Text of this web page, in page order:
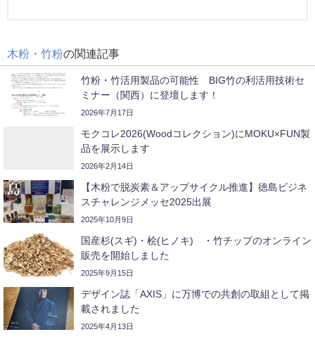
木粉・竹粉の関連記事
竹粉・竹活用製品の可能性 BIG竹の利活用技術セ
ミナー（関西）に登壇します！
2026年7月17日
モクコレ2026(Woodコレクション)にMOKU×FUN製
品を展示します
2026年2月14日
【木粉で脱炭素＆アップサイクル推進】徳島ビジネ
スチャレンジメッセ2025出展
2025年10月9日
国産杉(スギ)・桧(ヒノキ) ・竹チップのオンライン
販売を開始しました
2025年9月15日
デザイン誌「AXIS」に万博での共創の取組として掲
載されました
2025年4月13日